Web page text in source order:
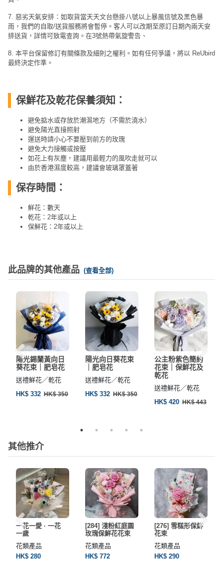
7. 惡劣天氣安排：如取貨當天天文台懸掛八號以上暴風信號及黑色暴
雨，我們的自取/送貨服務將會暫停。客人可以改期至原訂日期內兩天安
排送貨，詳情可致電查詢。在3號熱帶氣旋警告、
8. 本平台保留修訂有關條款及細則之權利。如有任何爭議，將以 ReUbird
最終決定作準。
保鮮花及乾花保養須知：
避免掂水或存放於潮濕地方（不需於澆水）
避免陽光直接照射
運送時請小心不要壓到前方的玫瑰
避免大力接觸或按壓
如花上有灰塵，建議用最輕力的風吹走就可以
由於香港濕度較高，建議會玻璃罩蓋著
保存時間：
鮮花：數天
乾花：2年或以上
保鮮花：2年或以上
此品牌的其他產品 (查看全部)
陽光錫蘭黃向日
葵花束｜肥皂花
送禮鮮花／乾花
HK$ 332 HK$ 350
陽光向日葵花束
｜肥皂花
送禮鮮花／乾花
HK$ 332 HK$ 350
公主粉紫色簡約
花束｜保鮮花及
乾花
送禮鮮花／乾花
HK$ 420 HK$ 443
其他推介
一花一愛 · 一花
一歲
花類產品
HK$ 280
[284] 淺粉紅庭園
玫瑰保鮮花花束
花類產品
HK$ 772
[276] 雪糕形保鮮
花束
花類產品
HK$ 290